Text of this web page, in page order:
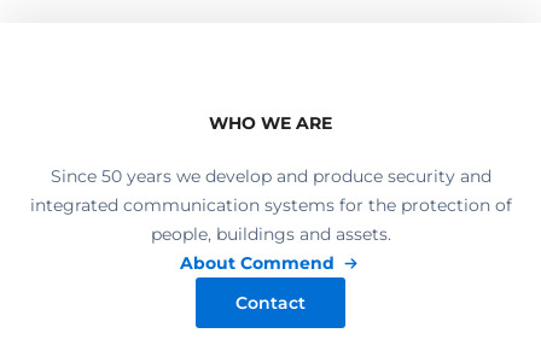
WHO WE ARE
Since 50 years we develop and produce security and
integrated communication systems for the protection of
people, buildings and assets.
About Commend
Contact